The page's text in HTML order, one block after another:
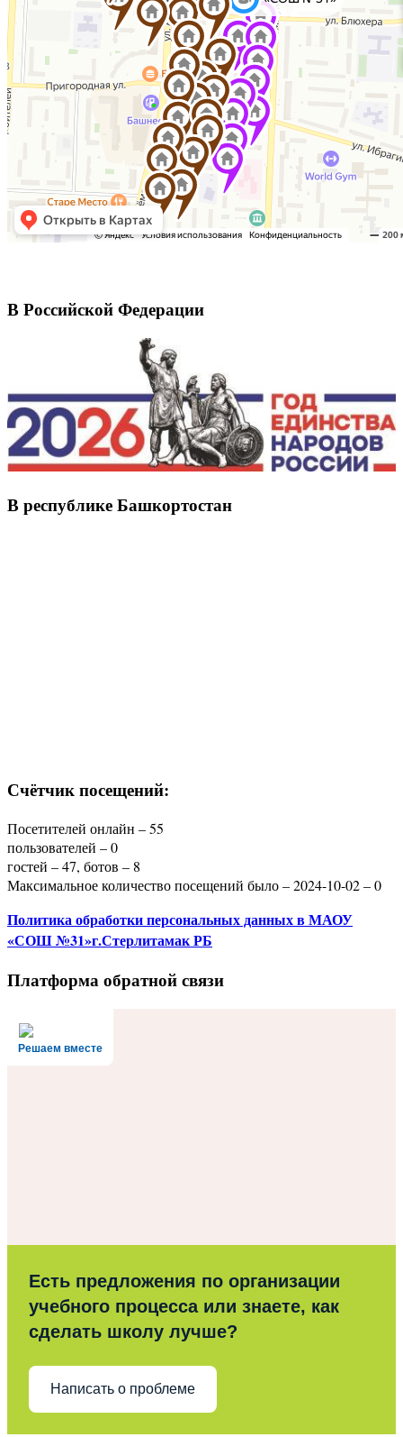
В Российской Федерации
В республике Башкортостан
Счётчик посещений:
Посетителей онлайн – 55
пользователей – 0
гостей – 47, ботов – 8
Максимальное количество посещений было – 2024-10-02 – 0
Политикаобработки персональных данныхв МАОУ
«СОШ №31»г.Стерлитамак РБ
Платформа обратной связи
Решаем вместе
Есть предложения по организации
учебного процесса или знаете, как
сделать школу лучше?
Написать о проблеме